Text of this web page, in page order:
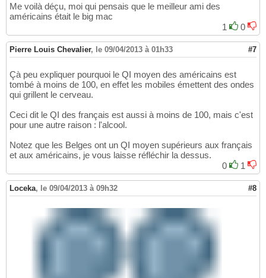
Me voilà déçu, moi qui pensais que le meilleur ami des
américains était le big mac
1
0
Pierre Louis Chevalier, le 09/04/2013 à 01h33 #7
Çà peu expliquer pourquoi le QI moyen des américains est
tombé à moins de 100, en effet les mobiles émettent des ondes
qui grillent le cerveau.
Ceci dit le QI des français est aussi à moins de 100, mais c'est
pour une autre raison : l'alcool.
Notez que les Belges ont un QI moyen supérieurs aux français
et aux américains, je vous laisse réfléchir la dessus.
0
1
Loceka, le 09/04/2013 à 09h32 #8